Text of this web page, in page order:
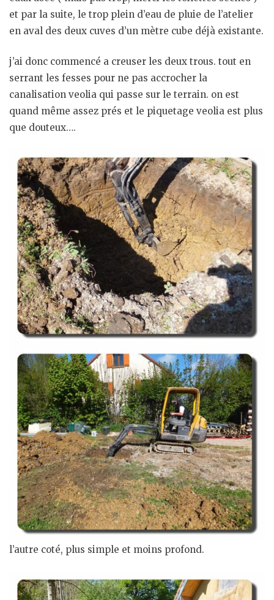
et par la suite, le trop plein d’eau de pluie de l’atelier
en aval des deux cuves d’un mètre cube déjà existante.
j’ai donc commencé a creuser les deux trous. tout en
serrant les fesses pour ne pas accrocher la
canalisation veolia qui passe sur le terrain. on est
quand même assez prés et le piquetage veolia est plus
que douteux….
l’autre coté, plus simple et moins profond.